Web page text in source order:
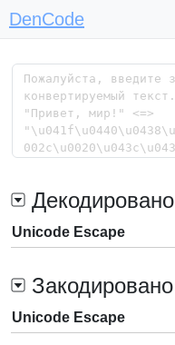
DenCode
Декодировано
Unicode Escape
Закодировано
Unicode Escape